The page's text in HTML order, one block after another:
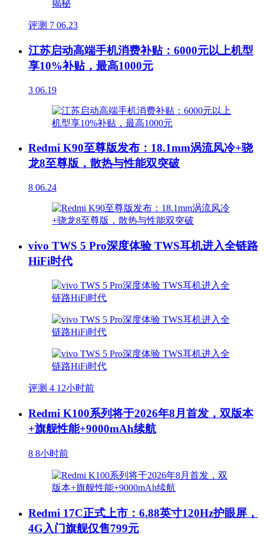
评测 7 06.23
江苏启动高端手机消费补贴：6000元以上机型
享10%补贴，最高1000元
3 06.19
Redmi K90至尊版发布：18.1mm涡流风冷+骁
龙8至尊版，散热与性能双突破
8 06.24
vivo TWS 5 Pro深度体验 TWS耳机进入全链路
HiFi时代
评测 4 12小时前
Redmi K100系列将于2026年8月首发，双版本
+旗舰性能+9000mAh续航
8 8小时前
Redmi 17C正式上市：6.88英寸120Hz护眼屏，
4G入门旗舰仅售799元